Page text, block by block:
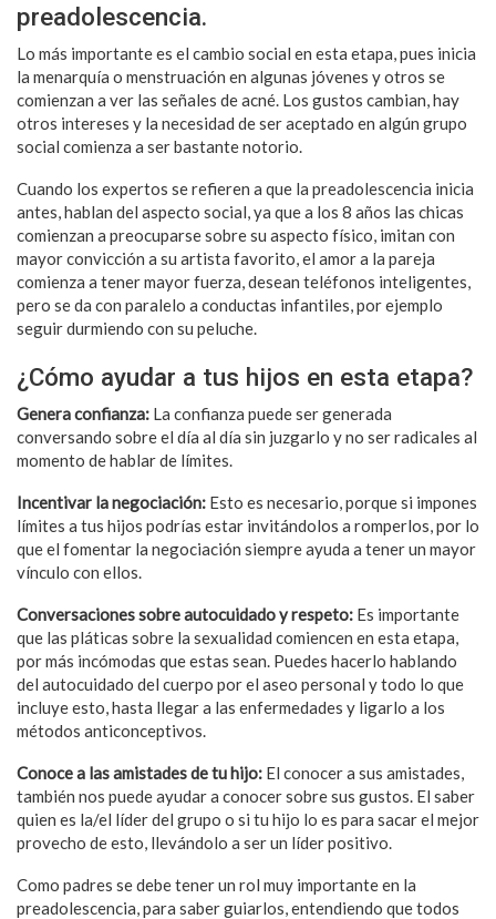
preadolescencia.
Lo más importante es el cambio social en esta etapa, pues inicia
la menarquía o menstruación en algunas jóvenes y otros se
comienzan a ver las señales de acné. Los gustos cambian, hay
otros intereses y la necesidad de ser aceptado en algún grupo
social comienza a ser bastante notorio.
Cuando los expertos se refieren a que la preadolescencia inicia
antes, hablan del aspecto social, ya que a los 8 años las chicas
comienzan a preocuparse sobre su aspecto físico, imitan con
mayor convicción a su artista favorito, el amor a la pareja
comienza a tener mayor fuerza, desean teléfonos inteligentes,
pero se da con paralelo a conductas infantiles, por ejemplo
seguir durmiendo con su peluche.
¿Cómo ayudar a tus hijos en esta etapa?
Genera confianza: La confianza puede ser generada
conversando sobre el día al día sin juzgarlo y no ser radicales al
momento de hablar de límites.
Incentivar la negociación: Esto es necesario, porque si impones
límites a tus hijos podrías estar invitándolos a romperlos, por lo
que el fomentar la negociación siempre ayuda a tener un mayor
vínculo con ellos.
Conversaciones sobre autocuidado y respeto: Es importante
que las pláticas sobre la sexualidad comiencen en esta etapa,
por más incómodas que estas sean. Puedes hacerlo hablando
del autocuidado del cuerpo por el aseo personal y todo lo que
incluye esto, hasta llegar a las enfermedades y ligarlo a los
métodos anticonceptivos.
Conoce a las amistades de tu hijo: El conocer a sus amistades,
también nos puede ayudar a conocer sobre sus gustos. El saber
quien es la/el líder del grupo o si tu hijo lo es para sacar el mejor
provecho de esto, llevándolo a ser un líder positivo.
Como padres se debe tener un rol muy importante en la
preadolescencia, para saber guiarlos, entendiendo que todos